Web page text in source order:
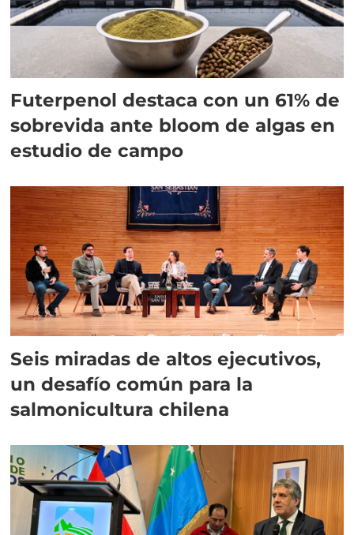
Futerpenol destaca con un 61% de
sobrevida ante bloom de algas en
estudio de campo
Seis miradas de altos ejecutivos,
un desafío común para la
salmonicultura chilena